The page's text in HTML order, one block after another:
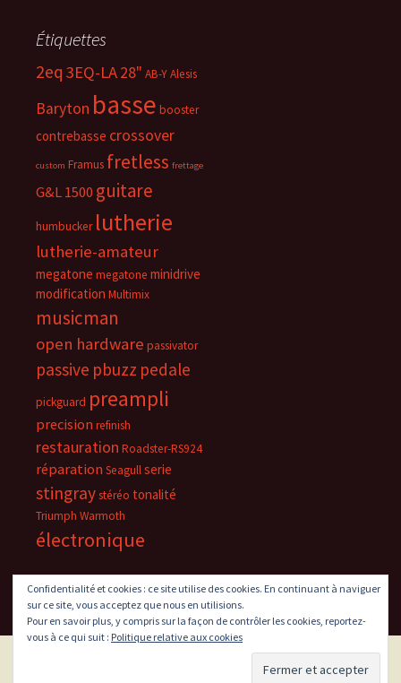
Étiquettes
2eq 3EQ-LA28" AB-YAlesis
Baryton basse booster
contrebasse crossover
custom Framus fretless frettage
G&L 1500 guitare
humbucker lutherie
lutherie-amateur
megatone megatone minidrive
modification Multimix
musicman
open hardware passivator
passive pbuzz pedale
pickguard preampli
precision refinish
restauration Roadster-RS924
réparation Seagullserie
stingraystéréo tonalité
Triumph Warmoth
électronique
Confidentialité et cookies : ce site utilise des cookies. En continuant à naviguer
sur ce site, vous acceptez que nous en utilisions.
Pour en savoir plus, y compris sur la façon de contrôler les cookies, reportez-
vous à ce qui suit : Politique relative aux cookies